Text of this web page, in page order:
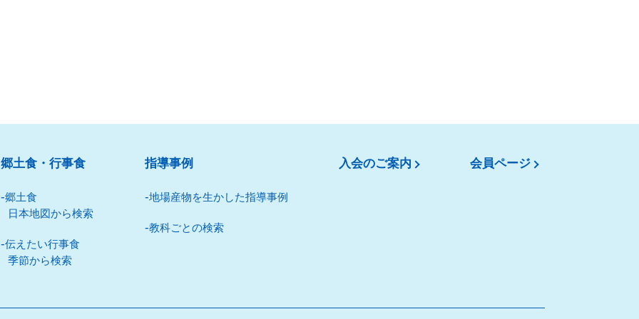
郷⼟⾷・⾏事⾷
郷⼟⾷
⽇本地図から検索
伝えたい⾏事⾷
季節から検索
指導事例
地場産物を⽣かした指導事例
教科ごとの検索
入会のご案内 会員ページ